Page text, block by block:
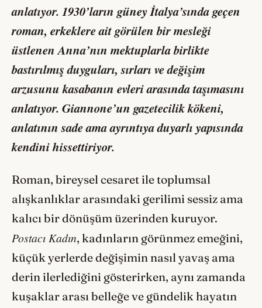
anlatıyor. 1930’ların güney İtalya’sında geçen
roman, erkeklere ait görülen bir mesleği
üstlenen Anna’nın mektuplarla birlikte
bastırılmış duyguları, sırları ve değişim
arzusunu kasabanın evleri arasında taşımasını
anlatıyor. Giannone’un gazetecilik kökeni,
anlatının sade ama ayrıntıya duyarlı yapısında
kendini hissettiriyor.
Roman, bireysel cesaret ile toplumsal
alışkanlıklar arasındaki gerilimi sessiz ama
kalıcı bir dönüşüm üzerinden kuruyor.
Postacı Kadın, kadınların görünmez emeğini,
küçük yerlerde değişimin nasıl yavaş ama
derin ilerlediğini gösterirken, aynı zamanda
kuşaklar arası belleğe ve gündelik hayatın